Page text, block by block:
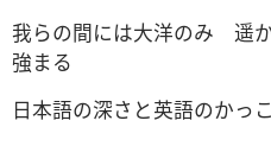
我らの間には大洋のみ 遥
強まる
日本語の深さと英語のかっ